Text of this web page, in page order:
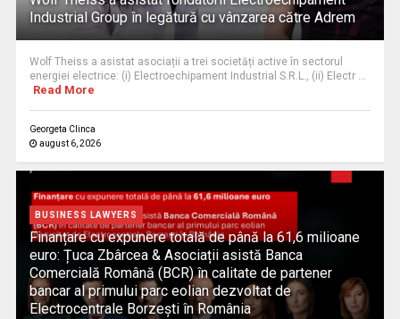
Industrial Group în legătură cu vânzarea către Adrem
Wolf Theiss a asistat asociații a trei societăți active în sectorul
energiei electrice: (i) Electroechipament Industrial S.R.L., (ii) Electr ...
Read More
Georgeta Clinca
august 6, 2026
BUSINESS LAWYERS
Finanțare cu expunere totală de până la 61,6 milioane
euro: Țuca Zbârcea & Asociații asistă Banca
Comercială Română (BCR) în calitate de partener
bancar al primului parc eolian dezvoltat de
Electrocentrale Borzești în România